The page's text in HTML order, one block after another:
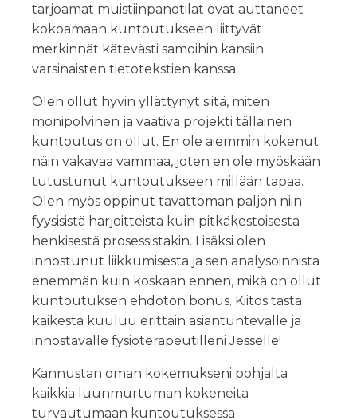
tarjoamat muistiinpanotilat ovat auttaneet
kokoamaan kuntoutukseen liittyvät
merkinnät kätevästi samoihin kansiin
varsinaisten tietotekstien kanssa.
Olen ollut hyvin yllättynyt siitä, miten
monipolvinen ja vaativa projekti tällainen
kuntoutus on ollut. En ole aiemmin kokenut
näin vakavaa vammaa, joten en ole myöskään
tutustunut kuntoutukseen millään tapaa.
Olen myös oppinut tavattoman paljon niin
fyysisistä harjoitteista kuin pitkäkestoisesta
henkisestä prosessistakin. Lisäksi olen
innostunut liikkumisesta ja sen analysoinnista
enemmän kuin koskaan ennen, mikä on ollut
kuntoutuksen ehdoton bonus. Kiitos tästä
kaikesta kuuluu erittäin asiantuntevalle ja
innostavalle fysioterapeutilleni Jesselle!
Kannustan oman kokemukseni pohjalta
kaikkia luunmurtuman kokeneita
turvautumaan kuntoutuksessa